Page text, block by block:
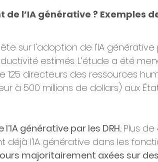
de l’IA générative ? Exemples
sur l'adoption de l'IA générative
estimés. L’étude a été
125 directeurs des ressources
à 500 millions de dollars) aux
générative par les DRH. Plus de
déjà l'IA générative dans les
majoritairement axées sur